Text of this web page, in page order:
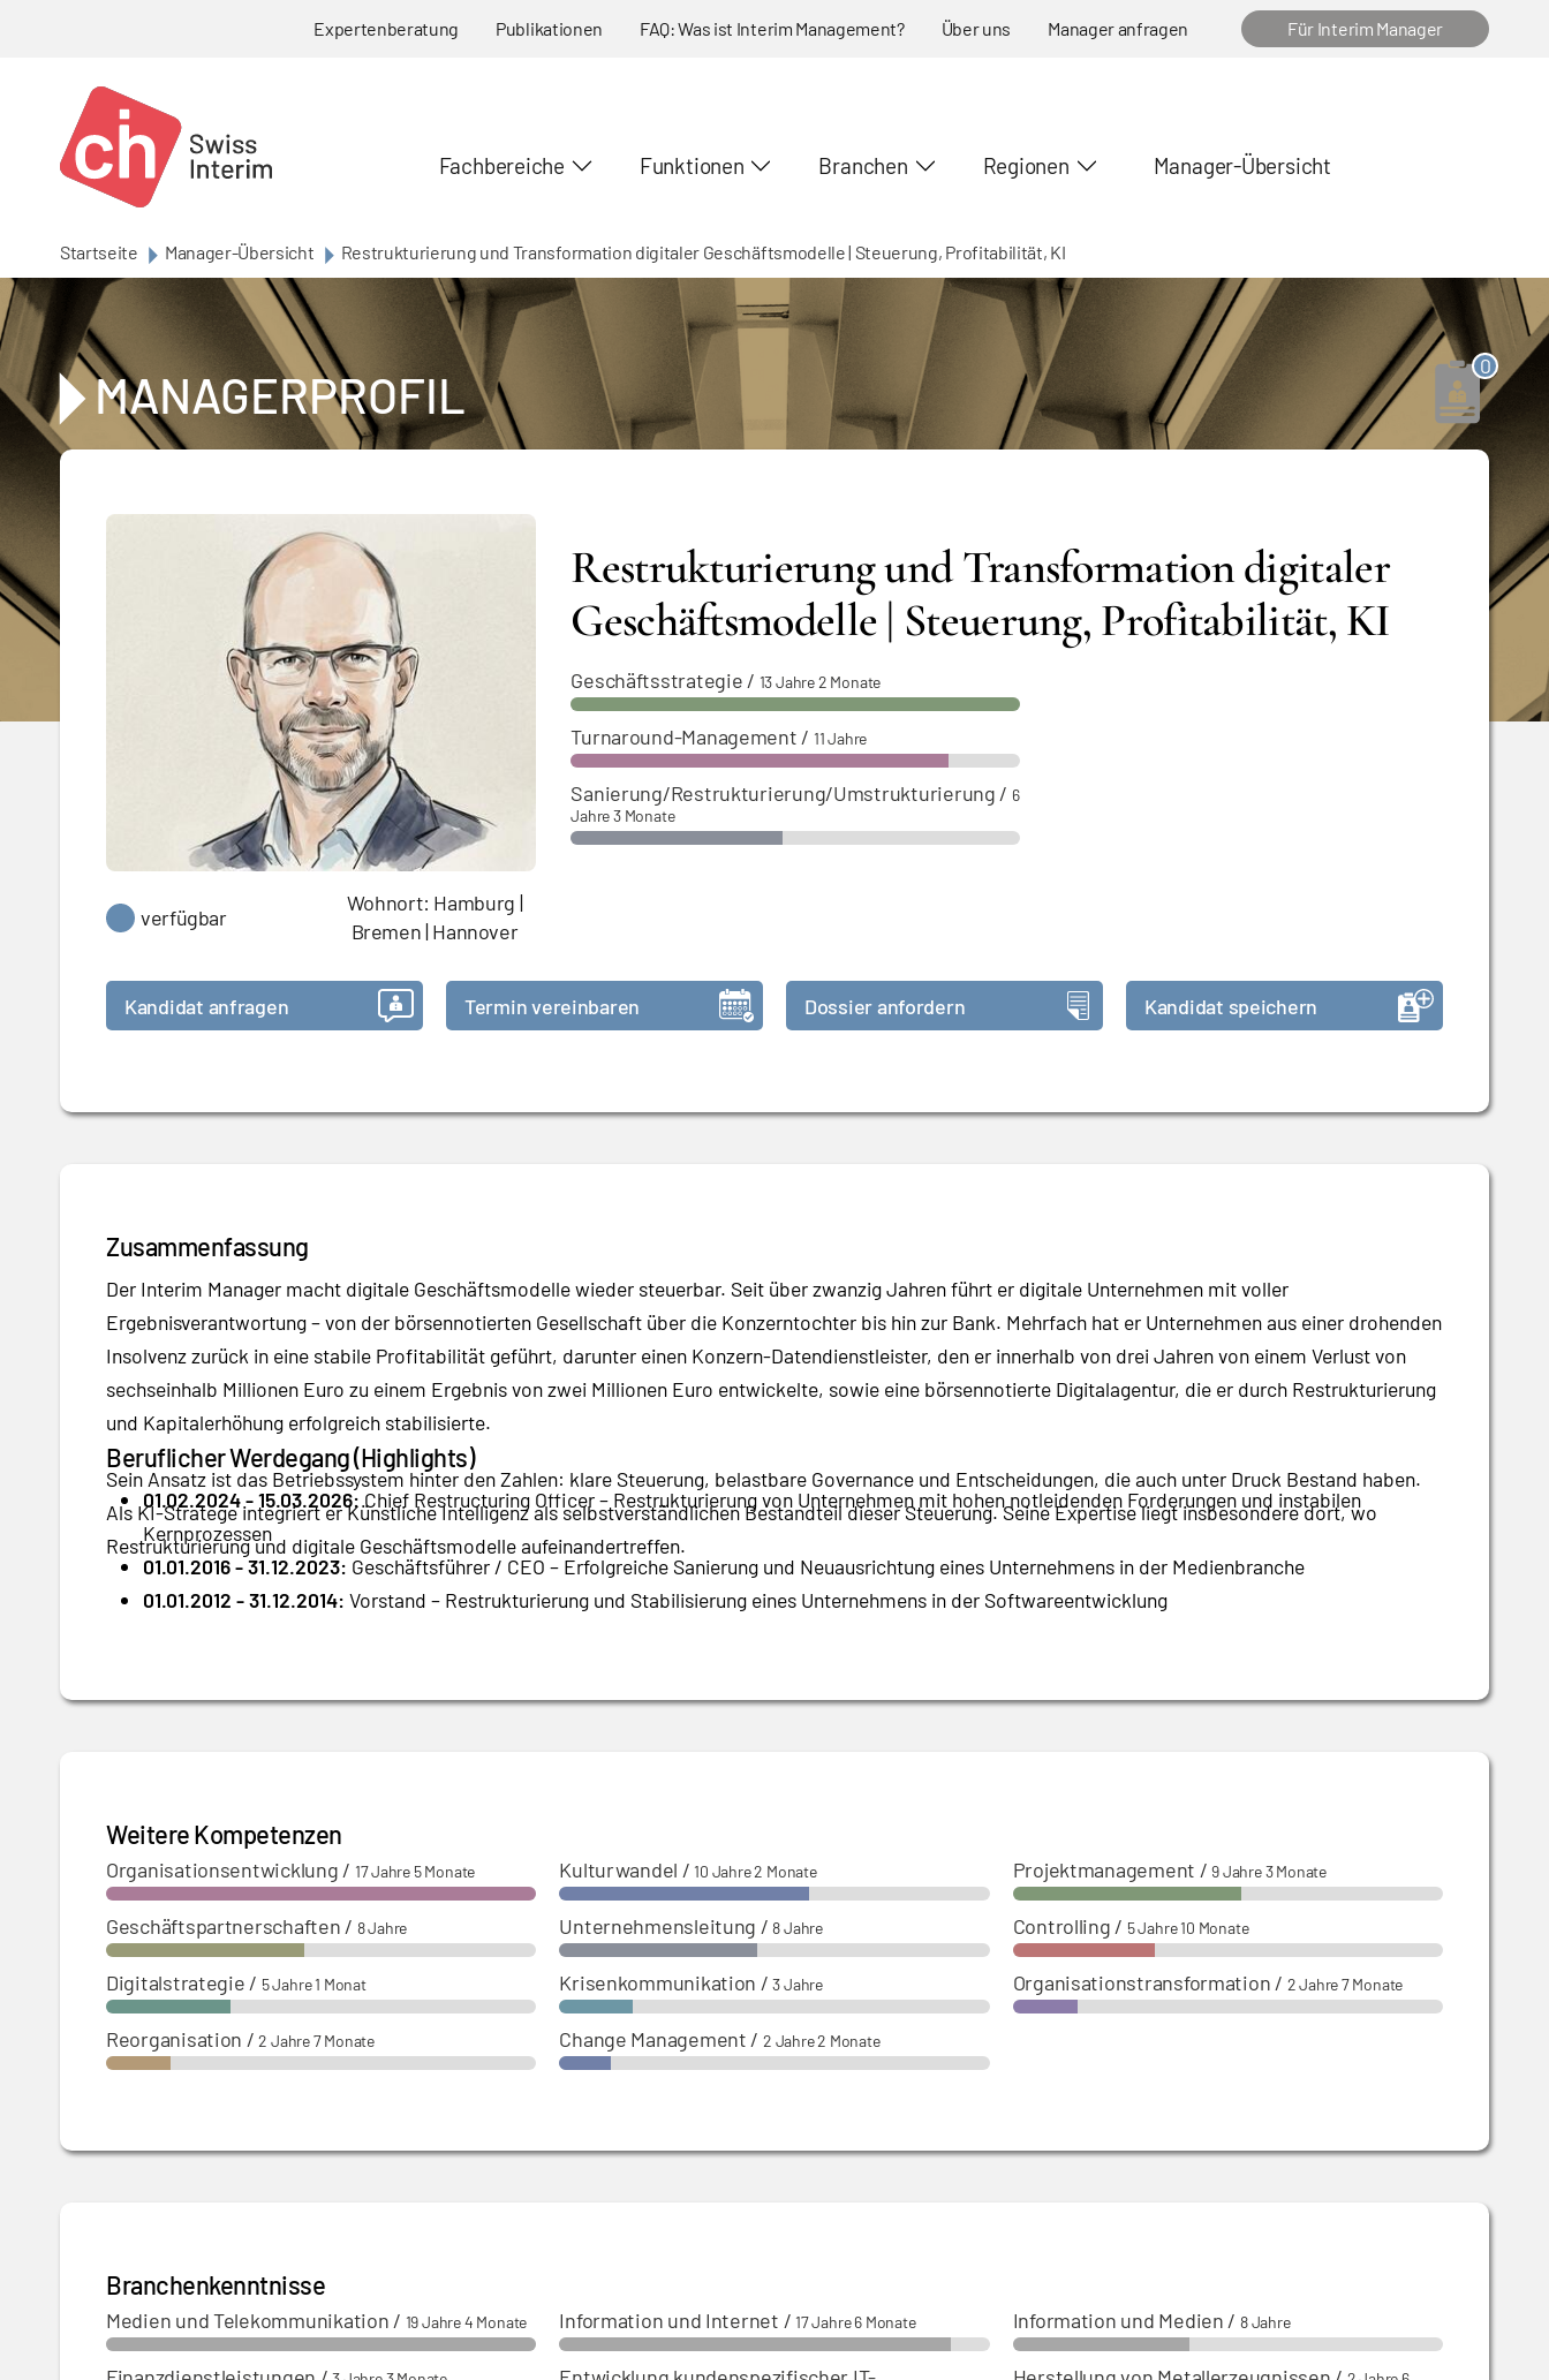
Expertenberatung Publikationen FAQ: Was ist Interim Management? Über uns Manager anfragen Für Interim Manager
Fachbereiche Funktionen Branchen Regionen Manager-Übersicht
Startseite Manager-Übersicht Restrukturierung und Transformation digitaler Geschäftsmodelle | Steuerung, Profitabilität, KI
MANAGERPROFIL 0
verfügbar
Wohnort: Hamburg |
Bremen | Hannover
Restrukturierung und Transformation digitaler
Geschäftsmodelle | Steuerung, Profitabilität, KI
Geschäftsstrategie / 13 Jahre 2 Monate
Turnaround-Management / 11 Jahre
Sanierung/Restrukturierung/Umstrukturierung / 6
Jahre 3 Monate
Kandidat anfragen Termin vereinbaren Dossier anfordern Kandidat speichern
Zusammenfassung
Der Interim Manager macht digitale Geschäftsmodelle wieder steuerbar. Seit über zwanzig Jahren führt er digitale Unternehmen mit voller
Ergebnisverantwortung – von der börsennotierten Gesellschaft über die Konzerntochter bis hin zur Bank. Mehrfach hat er Unternehmen aus einer drohenden
Insolvenz zurück in eine stabile Profitabilität geführt, darunter einen Konzern-Datendienstleister, den er innerhalb von drei Jahren von einem Verlust von
sechseinhalb Millionen Euro zu einem Ergebnis von zwei Millionen Euro entwickelte, sowie eine börsennotierte Digitalagentur, die er durch Restrukturierung
und Kapitalerhöhung erfolgreich stabilisierte.
Sein Ansatz ist das Betriebssystem hinter den Zahlen: klare Steuerung, belastbare Governance und Entscheidungen, die auch unter Druck Bestand haben.
Als KI-Stratege integriert er Künstliche Intelligenz als selbstverständlichen Bestandteil dieser Steuerung. Seine Expertise liegt insbesondere dort, wo
Restrukturierung und digitale Geschäftsmodelle aufeinandertreffen.
Beruflicher Werdegang (Highlights)
01.02.2024 - 15.03.2026:Chief Restructuring Officer – Restrukturierung von Unternehmen mit hohen notleidenden Forderungen und instabilen
Kernprozessen
01.01.2016 - 31.12.2023: Geschäftsführer / CEO – Erfolgreiche Sanierung und Neuausrichtung eines Unternehmens in der Medienbranche
01.01.2012 - 31.12.2014: Vorstand – Restrukturierung und Stabilisierung eines Unternehmens in der Softwareentwicklung
Weitere Kompetenzen
Organisationsentwicklung/ 17 Jahre 5 Monate Kulturwandel /10 Jahre 2 Monate Projektmanagement /9 Jahre 3 Monate
Geschäftspartnerschaften/ 8 Jahre Unternehmensleitung /8 Jahre Controlling/ 5 Jahre 10 Monate
Digitalstrategie/ 5 Jahre 1 Monat Krisenkommunikation /3 Jahre Organisationstransformation/ 2 Jahre 7 Monate
Reorganisation /2 Jahre 7 Monate Change Management/ 2 Jahre 2 Monate
Branchenkenntnisse
Medien und Telekommunikation/ 19 Jahre 4 Monate Information und Internet /17 Jahre 6 Monate Information und Medien/ 8 Jahre